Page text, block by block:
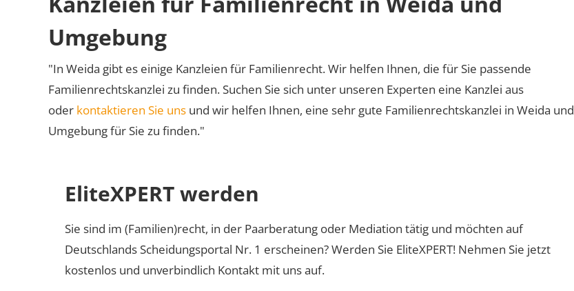
Umgebung
"In Weida gibt es einige Kanzleien für Familienrecht. Wir helfen Ihnen, die für Sie passende
Familienrechtskanzlei zu finden. Suchen Sie sich unter unseren Experten eine Kanzlei aus
oder kontaktieren Sie uns und wir helfen Ihnen, eine sehr gute Familienrechtskanzlei in Weida und
Umgebung für Sie zu finden."
EliteXPERT werden
Sie sind im (Familien)recht, in der Paarberatung oder Mediation tätig und möchten auf
Deutschlands Scheidungsportal Nr. 1 erscheinen? Werden Sie EliteXPERT! Nehmen Sie jetzt
kostenlos und unverbindlich Kontakt mit uns auf.